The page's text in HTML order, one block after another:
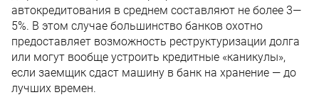
автокредитования в среднем составляют не более 3—
5%. В этом случае большинство банков охотно
предоставляет возможность реструктуризации долга
или могут вообще устроить кредитные «каникулы»,
если заемщик сдаст машину в банк на хранение — до
лучших времен.